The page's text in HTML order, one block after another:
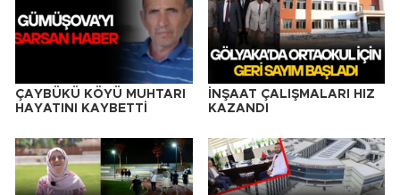
ÇAYBÜKÜ KÖYÜ MUHTARI
HAYATINI KAYBETTİ
İNŞAAT ÇALIŞMALARI HIZ
KAZANDI